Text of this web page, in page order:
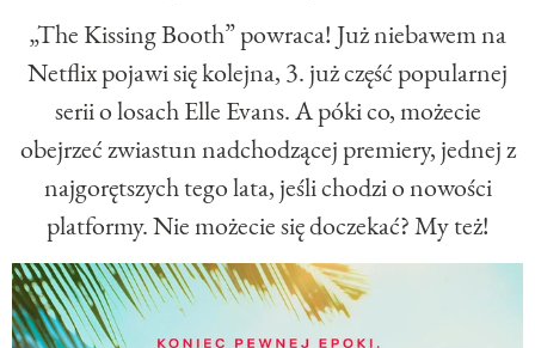
„The Kissing Booth” powraca! Już niebawem na
Netflix pojawi się kolejna, 3. już część popularnej
serii o losach Elle Evans. A póki co, możecie
obejrzeć zwiastun nadchodzącej premiery, jednej z
najgorętszych tego lata, jeśli chodzi o nowości
platformy. Nie możecie się doczekać? My też!